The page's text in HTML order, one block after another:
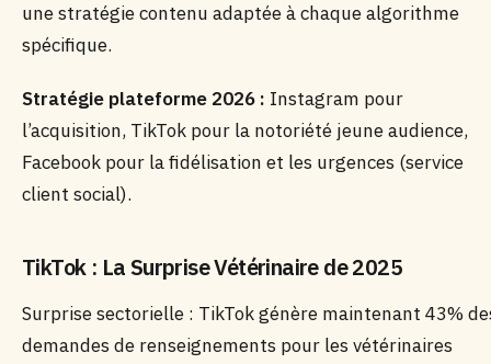
une stratégie contenu adaptée à chaque algorithme
spécifique.
Stratégie plateforme 2026 : Instagram pour
l’acquisition, TikTok pour la notoriété jeune audience,
Facebook pour la fidélisation et les urgences (service
client social).
TikTok : La Surprise Vétérinaire de 2025
Surprise sectorielle : TikTok génère maintenant 43%
demandes de renseignements pour les vétérinaires